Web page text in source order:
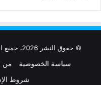
© حقوق النشر 2026، جميع الحقوق محفوظة |
سياسة الخصوصية من
شروط